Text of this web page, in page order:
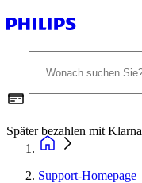
Später bezahlen mit Klarna
Support-Homepage